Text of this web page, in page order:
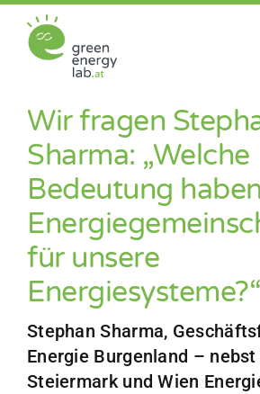
Inhalt
springen
Projekte
Aktuelles
Netzwerk
Wir fragen
Sharma: „Welche
Bedeutung haben
für unsere
Energiesysteme?“
Stephan Sharma,
Energie Burgenland – nebst
Steiermark und Wien